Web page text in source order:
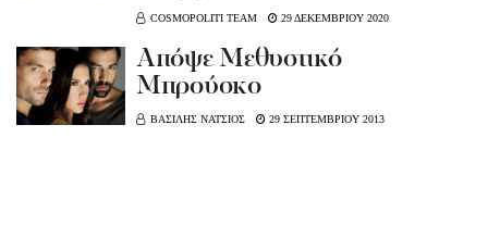
COSMOPOLITI TEAM 29 ΔΕΚΕΜΒΡΙΟΥ 2020
Απόψε Μεθυστικό
Μπρούσκο
ΒΑΣΙΛΗΣ ΝΑΤΣΙΟΣ 29 ΣΕΠΤΕΜΒΡΙΟΥ 2013